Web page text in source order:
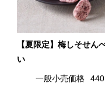
【夏限定】梅しそせん
い
一般小売価格